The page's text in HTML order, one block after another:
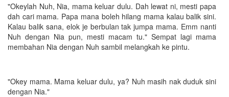
"Okeylah Nuh, Nia, mama keluar dulu. Dah lewat ni, mesti papa
dah cari mama. Papa mana boleh hilang mama kalau balik sini.
Kalau balik sana, elok je berbulan tak jumpa mama. Emm nanti
Nuh dengan Nia pun, mesti macam tu." Sempat lagi mama
membahan Nia dengan Nuh sambil melangkah ke pintu.
"Okey mama. Mama keluar dulu, ya? Nuh masih nak duduk sini
dengan Nia."